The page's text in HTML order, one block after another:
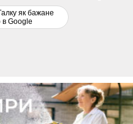
як бажане
Google